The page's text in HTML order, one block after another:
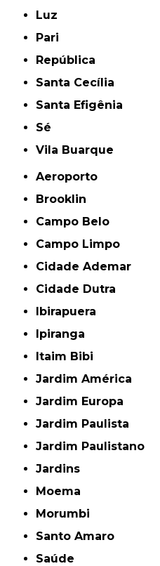
Luz
Pari
República
Santa Cecília
Santa Efigênia
Sé
Vila Buarque
Aeroporto
Brooklin
Campo Belo
Campo Limpo
Cidade Ademar
Cidade Dutra
Ibirapuera
Ipiranga
Itaim Bibi
Jardim América
Jardim Europa
Jardim Paulista
Jardim Paulistano
Jardins
Moema
Morumbi
Santo Amaro
Saúde